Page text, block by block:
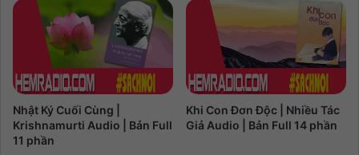
Nhật Ký Cuối Cùng |
Krishnamurti Audio | Bản Full
11 phần
Khi Con Đơn Độc | Nhiều Tác
Giả Audio | Bản Full 14 phần